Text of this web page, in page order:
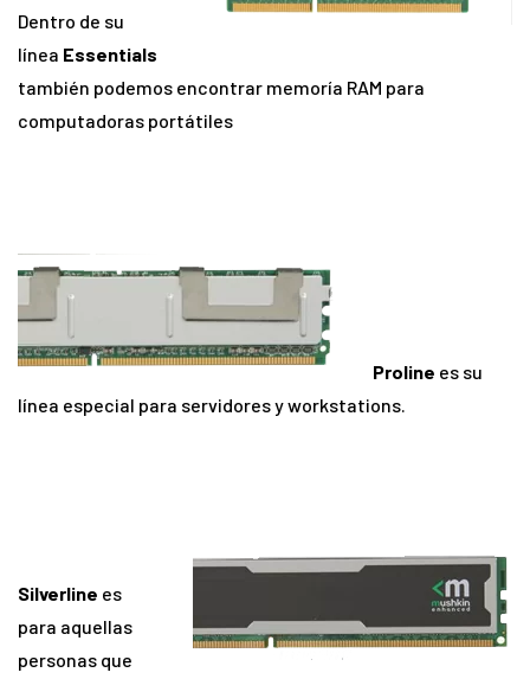
Dentro de su
línea Essentials
también podemos encontrar memoría RAM para
computadoras portátiles
Proline es su
línea especial para servidores y workstations.
Silverline es
para aquellas
personas que